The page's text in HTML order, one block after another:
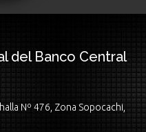
del Banco Central
Nº 476, Zona Sopocachi,